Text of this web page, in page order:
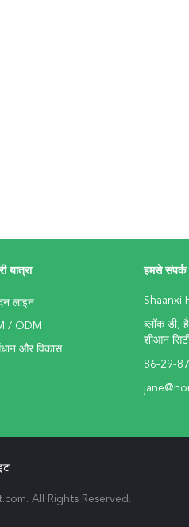
यात्रा
लाइन
/ ODM
और विकास
हमसे
Shaanxi
ब्लॉक डी,
शीआन
86-29-
All Rights Reserved.